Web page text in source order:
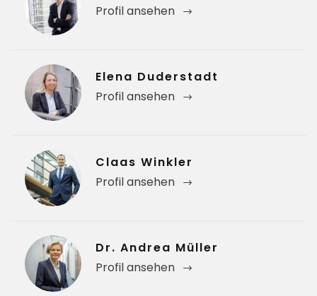
Profil ansehen
Elena Duderstadt
Profil ansehen
Claas Winkler
Profil ansehen
Dr. Andrea Müller
Profil ansehen